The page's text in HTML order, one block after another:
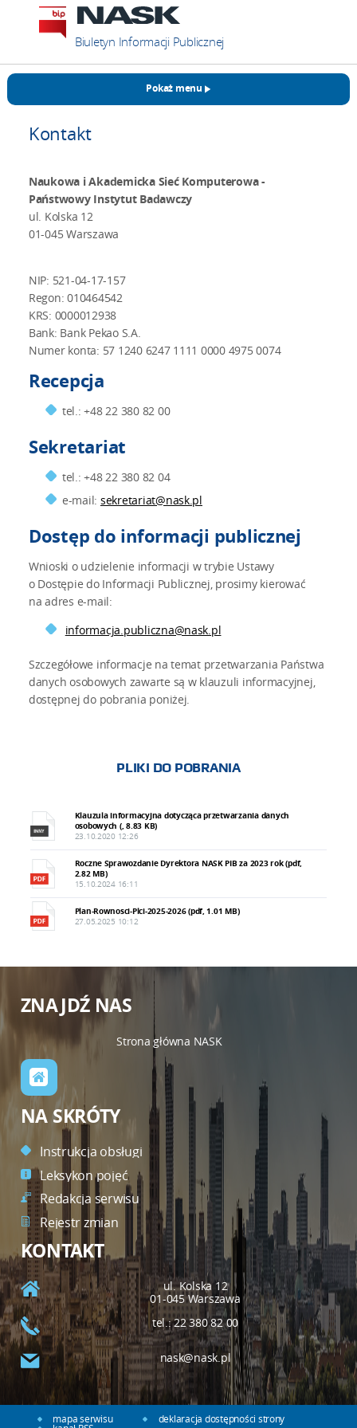
Biuletyn Informacji Publicznej
Pokaż menu
Kontakt
Naukowa i Akademicka Sieć Komputerowa -
Państwowy Instytut Badawczy
ul. Kolska 12
01-045 Warszawa
NIP: 521-04-17-157
Regon: 010464542
KRS: 0000012938
Bank: Bank Pekao S.A.
Numer konta: 57 1240 6247 1111 0000 4975 0074
Recepcja
tel.: +48 22 380 82 00
Sekretariat
tel.: +48 22 380 82 04
e-mail: sekretariat@nask.pl
Dostęp do informacji publicznej
Wnioski o udzielenie informacji w trybie Ustawy
o Dostępie do Informacji Publicznej, prosimy kierować
na adres e-mail:
informacja.publiczna@nask.pl
Szczegółowe informacje na temat przetwarzania Państwa
danych osobowych zawarte są w klauzuli informacyjnej,
dostępnej do pobrania poniżej.
PLIKI DO POBRANIA
Klauzula informacyjna dotycząca przetwarzania danych
osobowych (, 8.83 KB)
23.10.2020 12:26
Roczne Sprawozdanie Dyrektora NASK PIB za 2023 rok (pdf,
2.82 MB)
15.10.2024 16:11
Plan-Rownosci-Plci-2025-2026 (pdf, 1.01 MB)
27.05.2025 10:12
ZNAJDŹ NAS
Strona główna NASK
NA SKRÓTY
Instrukcja obsługi
Leksykon pojęć
Redakcja serwisu
Rejestr zmian
KONTAKT
ul. Kolska 12
01-045 Warszawa
tel.: 22 380 82 00
nask@nask.pl
mapa serwisu
deklaracja dostępności strony